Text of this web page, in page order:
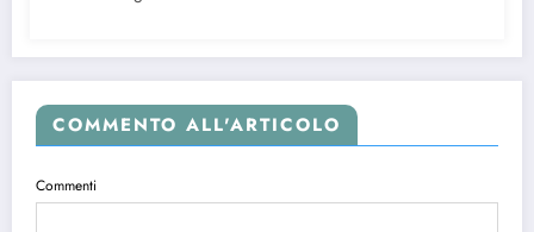
COMMENTO ALL'ARTICOLO
Commenti